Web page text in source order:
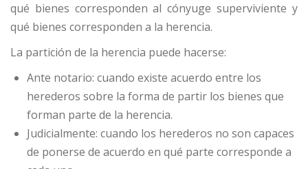
qué bienes corresponden al cónyuge superviviente y
qué bienes corresponden a la herencia.
La partición de la herencia puede hacerse:
Ante notario: cuando existe acuerdo entre los
herederos sobre la forma de partir los bienes que
forman parte de la herencia.
Judicialmente: cuando los herederos no son capaces
de ponerse de acuerdo en qué parte corresponde a